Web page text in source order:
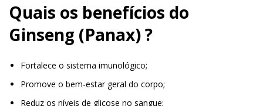
Quais os benefícios do
Ginseng (Panax) ?
Fortalece o sistema imunológico;
Promove o bem-estar geral do corpo;
Reduz os níveis de glicose no sangue;